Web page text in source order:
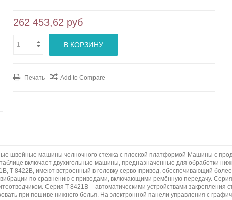
262 453,62 руб
В КОРЗИНУ
Печать Add to Compare
швейные машины челночного стежка с плоской платформой Машины с
включает двухигольные машины, предназначенные для обработки
T-8422B, имеют встроенный в головку серво-привод, обеспечивающий
по сравнению с приводами, включающими ремённую передачу.
Серия T-8421B – автоматическими устройствами закрепления
при пошиве нижнего белья. На электронной панели управления с